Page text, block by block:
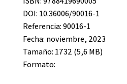
DOI: 10.36006/90016-1
Referencia: 90016-1
Fecha: noviembre, 2023
Tamaño: 1732 (5,6 MB)
Formato: